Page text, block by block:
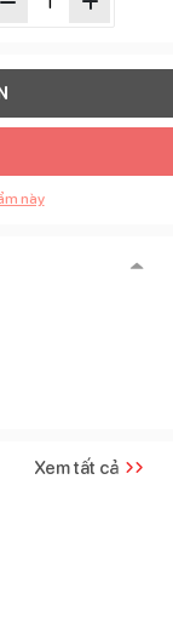
này
Xem tất cả